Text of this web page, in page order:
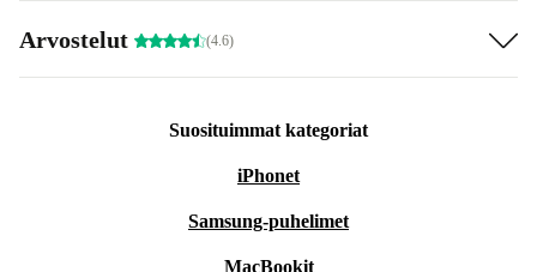
Arvostelut (4.6)
Suosituimmat kategoriat
iPhonet
Samsung-puhelimet
MacBookit